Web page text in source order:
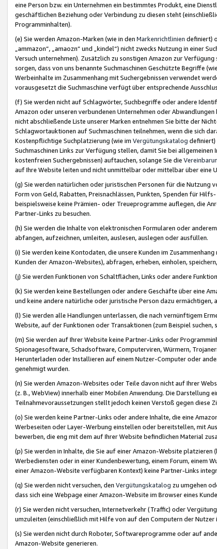
eine Person bzw. ein Unternehmen ein bestimmtes Produkt, eine
geschäftlichen Beziehung oder Verbindung zu diesen steht
Programminhalten).
(e) Sie werden Amazon-Marken (wie in den Markenrichtlinien definiert)
„ammazon“, „amaozn“ und „kindel“) nicht zwecks Nutzung in einer
Versuch unternehmen). Zusätzlich zu sonstigen Amazon zur
sorgen, dass von uns benannte Suchmaschinen Geschützte Begriffe
Werbeinhalte im Zusammenhang mit Suchergebnissen verwendet
vorausgesetzt die Suchmaschine verfügt über entsprechende
(f) Sie werden nicht auf Schlagwörter, Suchbegriffe oder andere
Amazon oder unseren verbundenen Unternehmen oder
nicht abschließende Liste unserer Marken entnehmen Sie bitte der
Schlagwortauktionen auf Suchmaschinen teilnehmen, wenn die sich
Kostenpflichtige Suchplatzierung (wie im Vergütungskatalog definiert)
Suchmaschinen Links zur Verfügung stellen, damit Sie bei
kostenfreien Suchergebnissen) auftauchen, solange Sie die
auf Ihre Website leiten und nicht unmittelbar oder mittelbar über eine
(g) Sie werden natürlichen oder juristischen Personen für die Nutzung
Form von Geld, Rabatten, Preisnachlässen, Punkten, Spenden für
beispielsweise keine Prämien- oder Treueprogramme auflegen, die
Partner-Links zu besuchen.
(h) Sie werden die Inhalte von elektronischen Formularen oder
abfangen, aufzeichnen, umleiten, auslesen, auslegen oder ausfüllen.
(i) Sie werden keine Kontodaten, die unsere Kunden im
Kunden der Amazon-Websites), abfragen, erheben, einholen,
(j) Sie werden Funktionen von Schaltflächen, Links oder andere
(k) Sie werden keine Bestellungen oder andere Geschäfte über eine
und keine andere natürliche oder juristische Person dazu
(l) Sie werden alle Handlungen unterlassen, die nach vernünftigem
Website, auf der Funktionen oder Transaktionen (zum Beispiel
(m) Sie werden auf Ihrer Website keine Partner-Links oder
Spionagesoftware, Schadsoftware, Computerviren, Würmern,
Herunterladen oder Installieren auf einem Nutzer-Computer oder
genehmigt wurden.
(n) Sie werden Amazon-Websites oder Teile davon nicht auf Ihrer
(z. B., WebView) innerhalb einer Mobilen Anwendung. Die Darstellung
Teilnahmevoraussetzungen stellt jedoch keinen Verstoß gegen diese
(o) Sie werden keine Partner-Links oder andere Inhalte, die eine
Werbeseiten oder Layer-Werbung einstellen oder bereitstellen, mit
bewerben, die eng mit dem auf Ihrer Website befindlichen Material
(p) Sie werden in Inhalte, die Sie auf einer Amazon-Website
Werbediensten oder in einer Kundenbewertung, einem Forum, einem
einer Amazon-Website verfügbaren Kontext) keine Partner-Links
(q) Sie werden nicht versuchen, den Vergütungskatalog zu umgehen
dass sich eine Webpage einer Amazon-Website im Browser eines
(r) Sie werden nicht versuchen, Internetverkehr (Traffic) oder
umzuleiten (einschließlich mit Hilfe von auf den Computern der
(s) Sie werden nicht durch Roboter, Softwareprogramme oder auf
Amazon-Website generieren.